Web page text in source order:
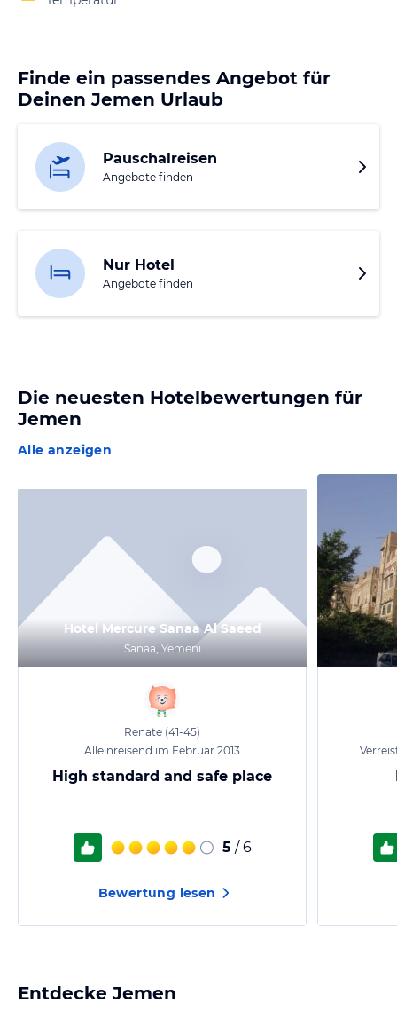
Finde ein passendes Angebot für
Deinen Jemen Urlaub
Pauschalreisen
Angebote finden
Nur Hotel
Angebote finden
Die neuesten Hotelbewertungen für
Jemen
Alle anzeigen
Hotel Mercure Sanaa Al Saeed
Sanaa, Yemeni
Renate (41-45)
Alleinreisend im Februar 2013
High standard and safe place
5 / 6
Bewertung lesen
Entdecke Jemen